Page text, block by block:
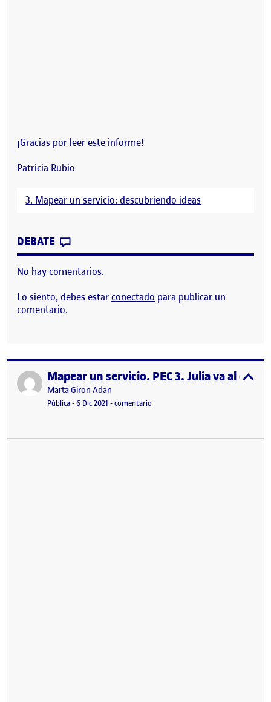
¡Gracias por leer este informe!
Patricia Rubio
3. Mapear un servicio: descubriendo ideas
DEBATE
No hay comentarios.
Lo siento, debes estarconectado para publicar un
comentario.
Publicado porMapear un servicio. PEC 3. Julia va al cine.
Publicado por
Marta Giron Adan
Visibilidad:
Pública-Fecha de publicación
6 Dic 2021 28 mayo, 2022 8:57 am
-comentario